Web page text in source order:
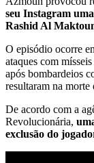
seu Instagram
Rashid Al
O episódio ocorre
ataques com
após bombardeios
resultaram na
De acordo com a
Revolucionária,
exclusão do